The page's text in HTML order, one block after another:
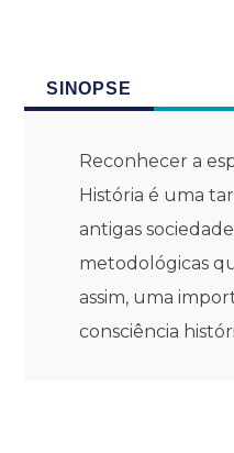
SINOPSE
Reconhecer a
História é uma
antigas
metodológicas
assim, uma
consciência